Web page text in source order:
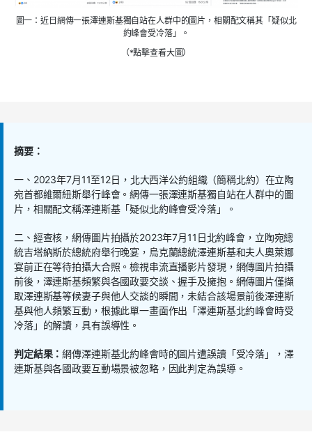
圖一：近日網傳一張澤連斯基獨自站在人群中的圖片，相關配文稱其「疑似北
約峰會受冷落」。
（*點擊查看大圖）
摘要：
一、 2023年7月11至12日，北大西洋公約組織（簡稱北約）在立陶
宛首都維爾紐斯舉行峰會。網傳一張澤連斯基獨自站在人群中的圖
片，相關配文稱澤連斯基「疑似北約峰會受冷落」。
二、經查核，網傳圖片拍攝於2023年7月11 日北約峰會，立陶宛總
統吉塔納斯於總統府舉行晚宴，烏克蘭總統澤連斯基和夫人奧萊娜
宴前正在等待拍攝大合照。檢視串流直播影片發現，網傳圖片拍攝
前後，澤連斯基頻繁與各國政要交談、握手及擁抱。網傳圖片僅擷
取澤連斯基等候妻子與他人交談的瞬間，未結合該場景前後澤連斯
基與他人頻繁互動，根據此單一畫面作出「澤連斯基北約峰會時受
冷落」的解讀，具有誤導性。
判定結果：網傳澤連斯基北約峰會時的圖片遭誤讀「受冷落」，澤
連斯基與各國政要互動場景被忽略，因此判定為誤導。